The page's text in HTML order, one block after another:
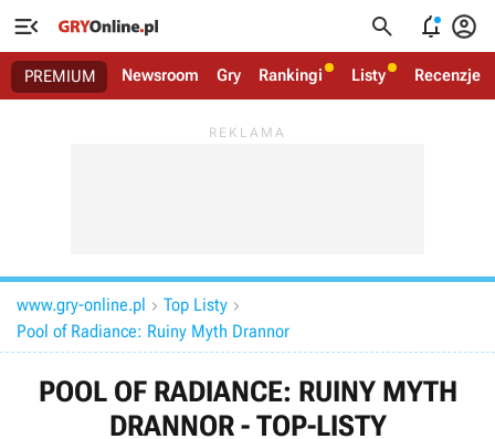
   
PREMIUM Newsroom Gry Rankingi Listy Recenzje
www.gry-online.pl  Top Listy 
Pool of Radiance: Ruiny Myth Drannor
POOL OF RADIANCE: RUINY MYTH
DRANNOR - TOP-LISTY